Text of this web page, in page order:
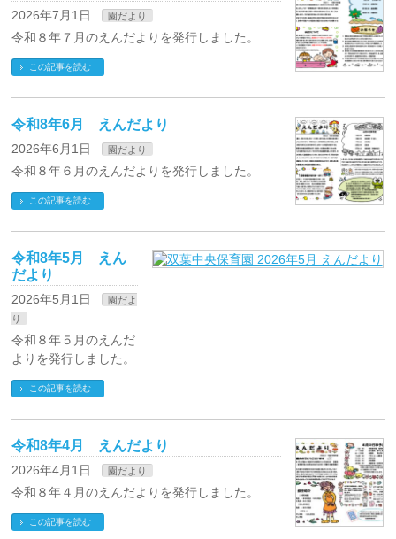
2026年7月1日 園だより
令和８年７月のえんだよりを発行しました。
この記事を読む
令和8年6月 えんだより
2026年6月1日 園だより
令和８年６月のえんだよりを発行しました。
この記事を読む
令和8年5月 えん
だより
2026年5月1日
園だよ
り
令和８年５月のえんだ
よりを発行しました。
この記事を読む
令和8年4月 えんだより
2026年4月1日 園だより
令和８年４月のえんだよりを発行しました。
この記事を読む